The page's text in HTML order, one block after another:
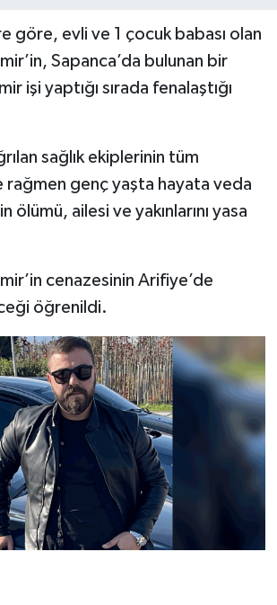
göre, evli ve 1 çocuk babası olan
Sapanca’da bulunan bir
işi yaptığı sırada fenalaştığı
sağlık ekiplerinin tüm
rağmen genç yaşta hayata veda
ölümü, ailesi ve yakınlarını yasa
cenazesinin Arifiye’de
öğrenildi.